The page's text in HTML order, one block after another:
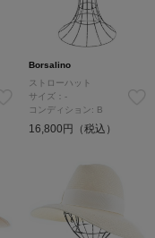
Borsalino
ストローハット
サイズ：-
コンディション: B
16,800円（税込）